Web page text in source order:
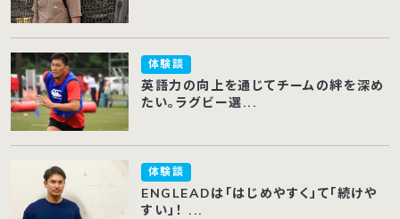
体験談
英語力の向上を通じてチームの絆を深め
たい。ラグビー選...
体験談
ENGLEADは「はじめやすく」て「続けや
すい」！ ...